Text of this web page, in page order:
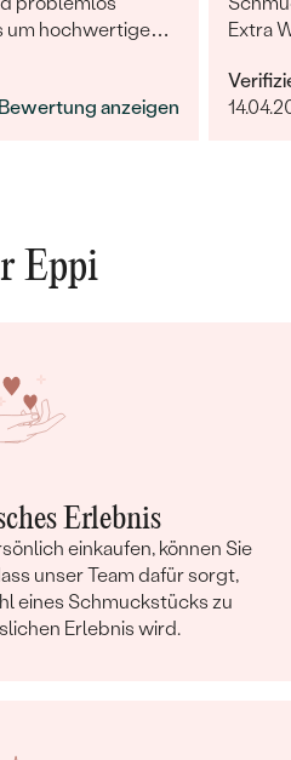
um hochwertigen,
anzeigen
Extra
Eppi
Erlebnis
einkaufen, können Sie
unser Team dafür sorgt,
eines Schmuckstücks zu
Erlebnis wird.